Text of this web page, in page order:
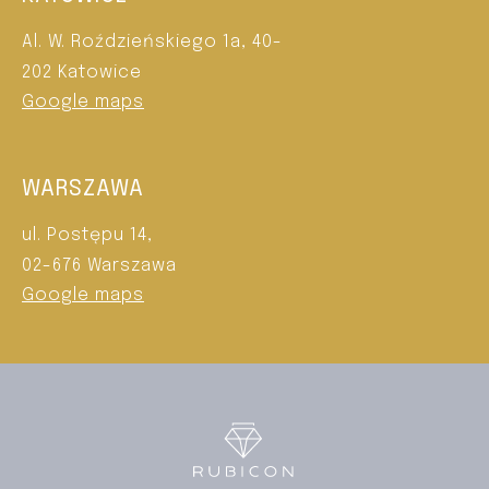
Al. W. Roździeńskiego 1a, 40-
202 Katowice
Google maps
WARSZAWA
ul. Postępu 14,
02-676 Warszawa
Google maps